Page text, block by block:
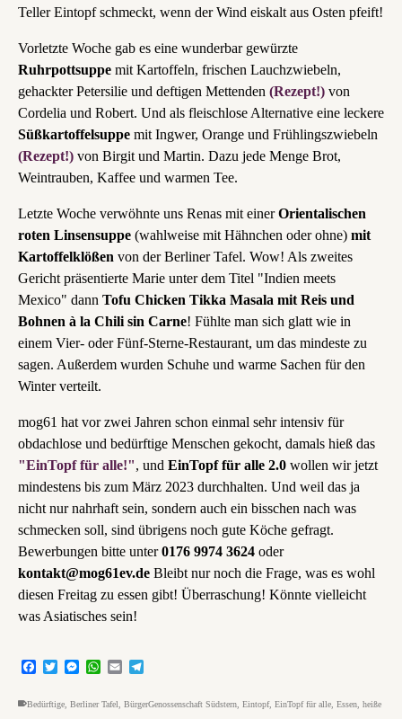
Teller Eintopf schmeckt, wenn der Wind eiskalt aus Osten pfeift!
Vorletzte Woche gab es eine wunderbar gewürzte
Ruhrpottsuppe mit Kartoffeln, frischen Lauchzwiebeln,
gehackter Petersilie und deftigen Mettenden (Rezept!) von
Cordelia und Robert. Und als fleischlose Alternative eine leckere
Süßkartoffelsuppe mit Ingwer, Orange und Frühlingszwiebeln
(Rezept!) von Birgit und Martin. Dazu jede Menge Brot,
Weintrauben, Kaffee und warmen Tee.
Letzte Woche verwöhnte uns Renas mit einerOrientalischen
roten Linsensuppe (wahlweise mit Hähnchen oder ohne) mit
Kartoffelklößen von der Berliner Tafel. Wow! Als zweites
Gericht präsentierte Marie unter dem Titel "Indien meets
Mexico" dann Tofu Chicken Tikka Masala mit Reis und
Bohnen à la Chili sin Carne! Fühlte man sich glatt wie in
einem Vier- oder Fünf-Sterne-Restaurant, um das mindeste zu
sagen. Außerdem wurden Schuhe und warme Sachen für den
Winter verteilt.
mog61 hat vor zwei Jahren schon einmal sehr intensiv für
obdachlose und bedürftige Menschen gekocht, damals hieß das
"EinTopf für alle!", und EinTopf für alle 2.0 wollen wir jetzt
mindestens bis zum März 2023 durchhalten. Und weil das ja
nicht nur nahrhaft sein, sondern auch ein bisschen nach was
schmecken soll, sind übrigens noch gute Köche gefragt.
Bewerbungen bitte unter0176 9974 3624 oder
kontakt@mog61ev.de Bleibt nur noch die Frage, was es wohl
diesen Freitag zu essen gibt! Überraschung! Könnte vielleicht
was Asiatisches sein!
Facebook
TwitterMessenger
WhatsApp
Email
Bedürftige Berliner Tafel BürgerGenossenschaft Südstern Eintopf, EinTopf für alle Essen heiße